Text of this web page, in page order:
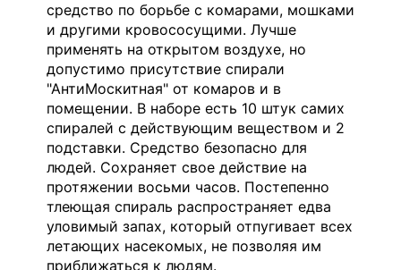
средство по борьбе с комарами, мошками
и другими кровососущими. Лучше
применять на открытом воздухе, но
допустимо присутствие спирали
"АнтиМоскитная" от комаров и в
помещении. В наборе есть 10 штук самих
спиралей с действующим веществом и 2
подставки. Средство безопасно для
людей. Сохраняет свое действие на
протяжении восьми часов. Постепенно
тлеющая спираль распространяет едва
уловимый запах, который отпугивает всех
летающих насекомых, не позволяя им
приближаться к людям.